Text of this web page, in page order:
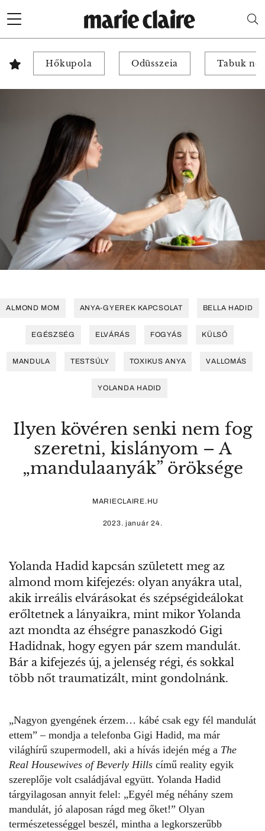
Hőkupola Odüsszeia Tabuk
ALMOND MOM ANYA-GYEREK KAPCSOLAT BELLA HADID
EGÉSZSÉG ELVÁRÁS FOGYÁS KÜLSŐ
MANDULA TESTSÚLY TOXIKUS ANYA VALLOMÁS
YOLANDA HADID
Ilyen kövéren senki nem fog
szeretni, kislányom – A
„mandulaanyák” öröksége
MARIECLAIRE.HU
2023. január 24.
Yolanda Hadid kapcsán született meg az
almond mom kifejezés: olyan anyákra utal,
akik irreális elvárásokat és szépségideálokat
erőltetnek a lányaikra, mint mikor Yolanda
azt mondta az éhségre panaszkodó Gigi
Hadidnak, hogy egyen pár szem mandulát.
Bár a kifejezés új, a jelenség régi, és sokkal
több nőt traumatizált, mint gondolnánk.
„Nagyon gyengének érzem… kábé csak egy fél mandulát
ettem” – mondja a telefonba Gigi Hadid, ma már
világhírű szupermodell, aki a hívás idején még a The
Real Housewives of Beverly Hills című reality egyik
szereplője volt családjával együtt. Yolanda Hadid
tárgyilagosan annyit felel: „Egyél még néhány szem
mandulát, jó alaposan rágd meg őket!” Olyan
természetességgel beszél, mintha a legkorszerűbb